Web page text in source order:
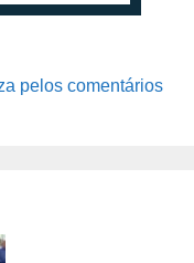
pelos comentários